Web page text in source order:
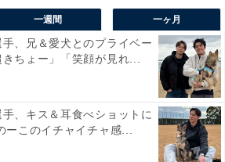
一週間 一ヶ月
、兄＆愛犬とのプライベー
きちょー」「笑顔が見れ...
、キス＆耳食べショットに
ーこのイチャイチャ感...